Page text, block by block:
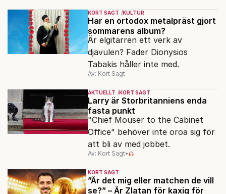
KORT SAGT KULTUR
Har en ortodox metalpräst gjort
sommarens album?
Är elgitarren ett verk av
djävulen? Fader Dionysios
Tabakis håller inte med.
Av: Kort Sagt
AKTUELLT KORT SAGT
Larry är Storbritanniens enda
fasta punkt
"Chief Mouser to the Cabinet
Office" behöver inte oroa sig för
att bli av med jobbet.
Av: Kort Sagt•
KORT SAGT
”Är det mig eller matchen de vill
se?” – Är Zlatan för kaxig för